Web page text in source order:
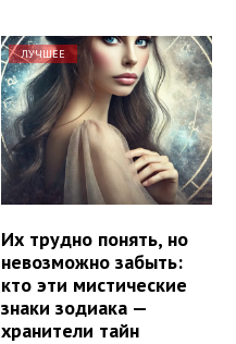
ЛУЧШЕЕ
Их трудно понять, но
невозможно забыть:
кто эти мистические
знаки зодиака —
хранители тайн